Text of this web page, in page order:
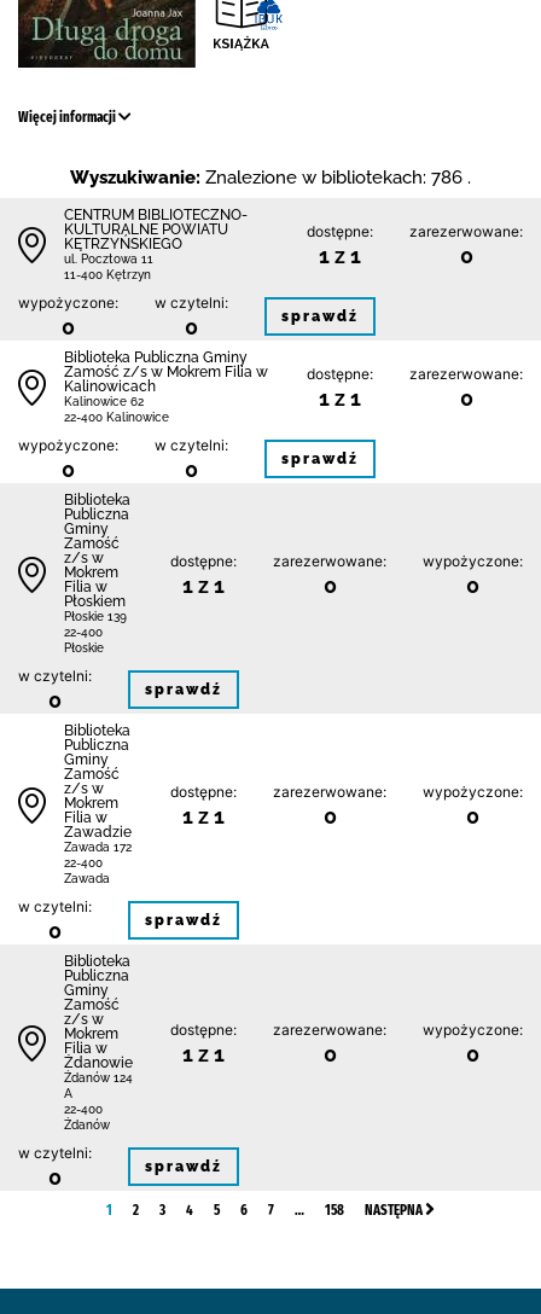
Więcej informacji
Wyszukiwanie: Znalezione w bibliotekach: 786 .
CENTRUM BIBLIOTECZNO-
KULTURALNE POWIATU
KĘTRZYŃSKIEGO
ul. Pocztowa 11
11-400 Kętrzyn
dostępne:
1 z 1
zarezerwowane:
0
wypożyczone:
0
w czytelni:
0 sprawdź
Biblio­teka Publiczna Gminy
Zamość z/s w Mokrem Filia w
Kalinowicach
Kalinowice 62
22-400 Kalinowice
dostępne:
1 z 1
zarezerwowane:
0
wypożyczone:
0
w czytelni:
0 sprawdź
Biblio­teka
Publiczna
Gminy
Zamość
z/s w
Mokrem
Filia w
Płoskiem
Płoskie 139
22-400
Płoskie
dostępne:
1 z 1
zarezerwowane:
0
wypożyczone:
0
w czytelni:
0 sprawdź
Biblio­teka
Publiczna
Gminy
Zamość
z/s w
Mokrem
Filia w
Zawadzie
Zawada 172
22-400
Zawada
dostępne:
1 z 1
zarezerwowane:
0
wypożyczone:
0
w czytelni:
0 sprawdź
Biblio­teka
Publiczna
Gminy
Zamość
z/s w
Mokrem
Filia w
Żdanowie
Żdanów 124
A
22-400
Żdanów
dostępne:
1 z 1
zarezerwowane:
0
wypożyczone:
0
w czytelni:
0 sprawdź
1 2 3 4 5 6 7 … 158 NASTĘPNA